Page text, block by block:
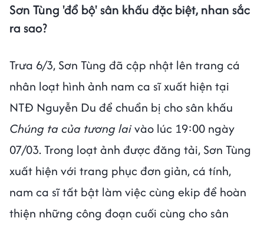
Sơn Tùng 'đổ bộ' sân khấu đặc biệt, nhan sắc
ra sao?
Trưa 6/3, Sơn Tùng đã cập nhật lên trang cá
nhân loạt hình ảnh nam ca sĩ xuất hiện tại
NTĐ Nguyễn Du để chuẩn bị cho sân khấu
Chúng ta của tương laivào lúc 19:00 ngày
07/03. Trong loạt ảnh được đăng tải, Sơn Tùng
xuất hiện với trang phục đơn giản, cá tính,
nam ca sĩ tất bật làm việc cùng ekip để hoàn
thiện những công đoạn cuối cùng cho sân